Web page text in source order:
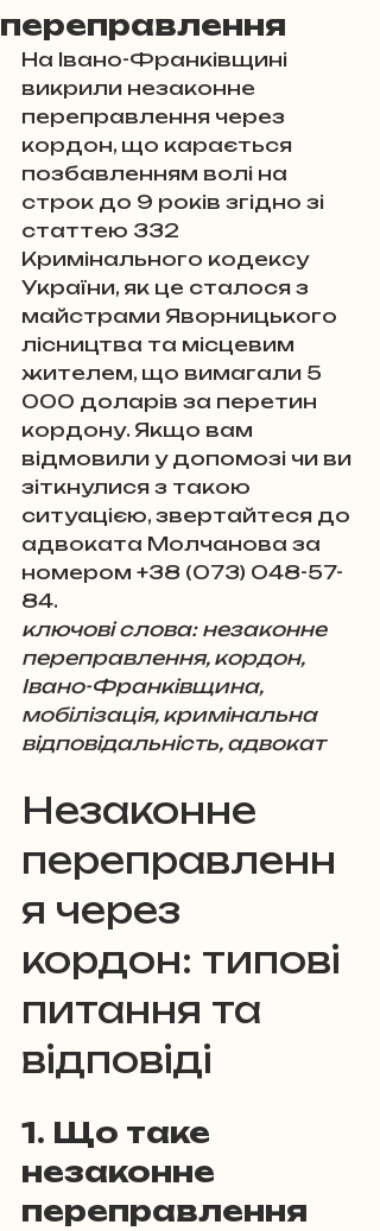
переправлення
На Івано-Франківщині
викрили незаконне
переправлення через
кордон, що карається
позбавленням волі на
строк до 9 років згідно зі
статтею 332
Кримінального кодексу
України, як це сталося з
майстрами Яворницького
лісництва та місцевим
жителем, що вимагали 5
000 доларів за перетин
кордону. Якщо вам
відмовили у допомозі чи ви
зіткнулися з такою
ситуацією, звертайтеся до
адвоката Молчанова за
номером +38 (073) 048-57-
84.
ключові слова: незаконне
переправлення, кордон,
Івано-Франківщина,
мобілізація, кримінальна
відповідальність, адвокат
Незаконне
переправленн
я через
кордон: типові
питання та
відповіді
1. Що таке
незаконне
переправлення